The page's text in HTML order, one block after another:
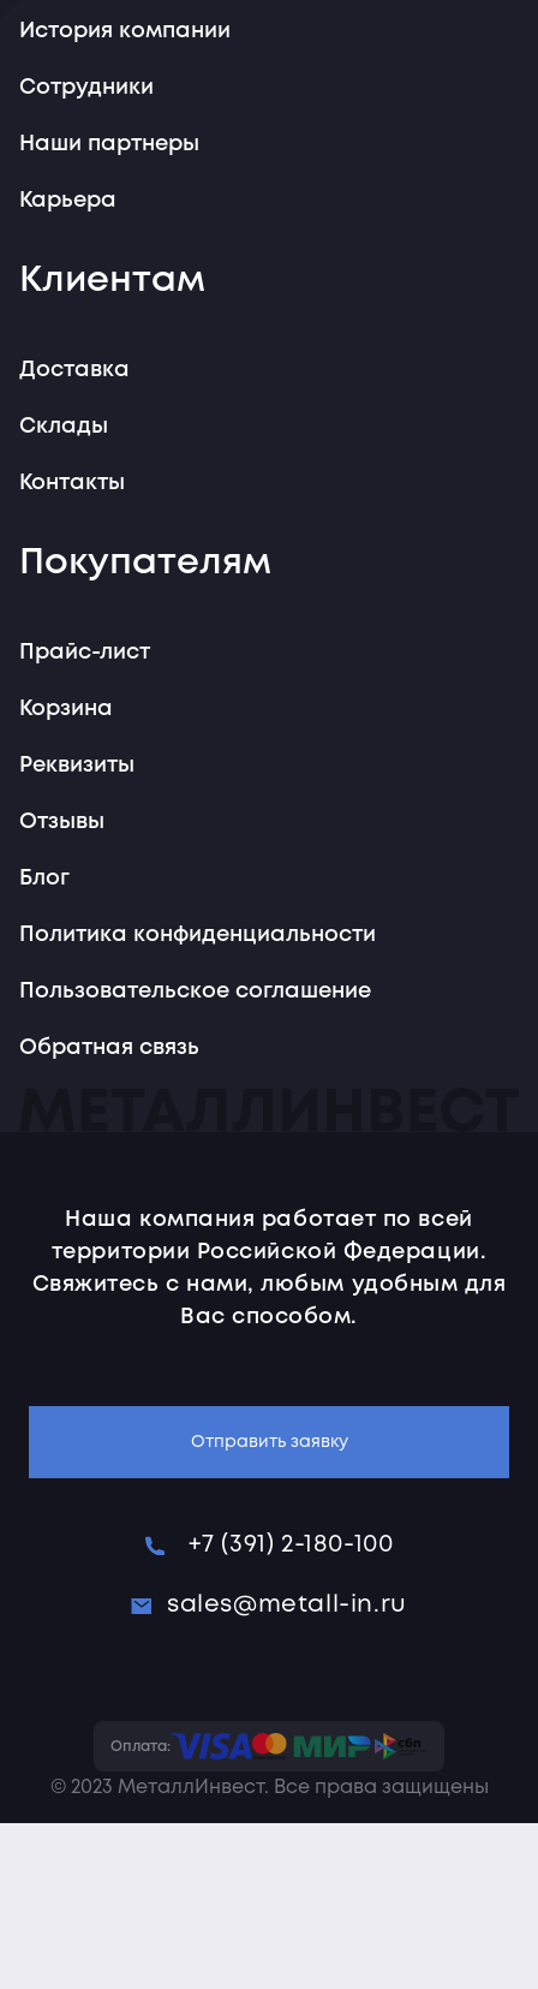
История компании
Сотрудники
Наши партнеры
Карьера
Клиентам
Доставка
Склады
Контакты
Покупателям
Прайс-лист
Корзина
Реквизиты
Отзывы
Блог
Политика конфиденциальности
Пользовательское соглашение
Обратная связь
Наша компания работает по всей
территории Российской Федерации.
Свяжитесь с нами, любым удобным для
Вас способом.
Отправить заявку
+7 (391) 2-180-100
sales@metall-in.ru
Оплата:
© 2023 МеталлИнвест. Все права защищены